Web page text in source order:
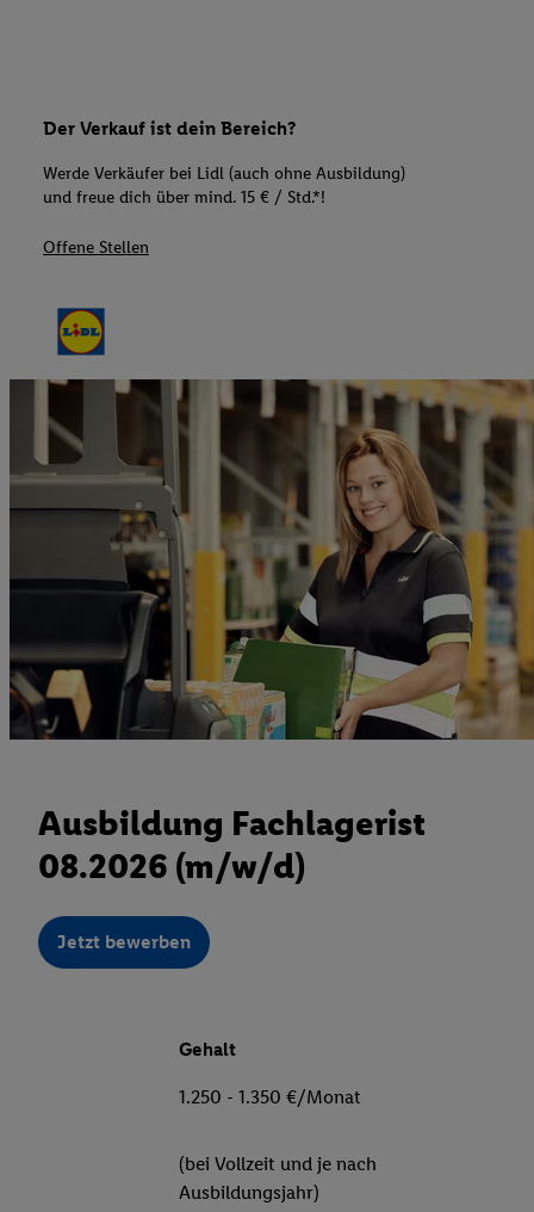
Der Verkauf ist dein Bereich?
Werde Verkäufer bei Lidl (auch ohne Ausbildung)
und freue dich über mind. 15 € / Std.*!
Offene Stellen
Ausbildung Fachlagerist
08.2026 (m/w/d)
Jetzt bewerben
Gehalt
1.250 - 1.350 €/Monat
(bei Vollzeit und je nach
Ausbildungsjahr)